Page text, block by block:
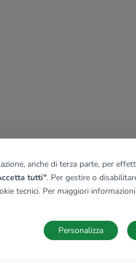
anche di terza parte, per
tutti". Per gestire o
tecnici. Per maggiori
Personalizza